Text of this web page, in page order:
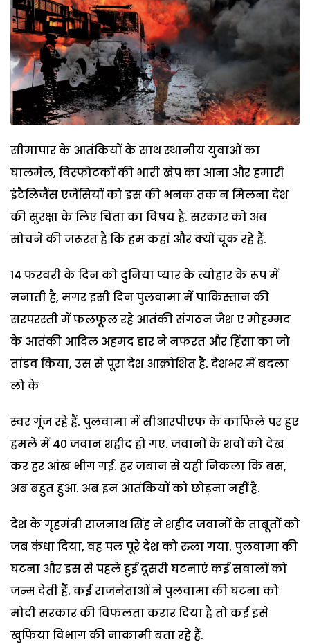
सीमापार के आतंकियों के साथ स्थानीय युवाओं का
घालमेल, विस्फोटकों की भारी खेप का आना और हमारी
इंटैलिजैंस एजेंसियों को इस की भनक तक न मिलना देश
की सुरक्षा के लिए चिंता का विषय है. सरकार को अब
सोचने की जरूरत है कि हम कहां और क्यों चूक रहे हैं.
14 फरवरी के दिन को दुनिया प्यार के त्योहार के रूप में
मनाती है, मगर इसी दिन पुलवामा में पाकिस्तान की
सरपरस्ती में फलफूल रहे आतंकी संगठन जैश ए मोहम्मद
के आतंकी आदिल अहमद डार ने नफरत और हिंसा का जो
तांडव किया, उस से पूरा देश आक्रोशित है. देशभर में बदला
लो के
स्वर गूंज रहे हैं. पुलवामा में सीआरपीएफ के काफिले पर हुए
हमले में 40 जवान शहीद हो गए. जवानों के शवों को देख
कर हर आंख भीग गई. हर जबान से यही निकला कि बस,
अब बहुत हुआ. अब इन आतंकियों को छोड़ना नहीं है.
देश के गृहमंत्री राजनाथ सिंह ने शहीद जवानों के ताबूतों को
जब कंधा दिया, वह पल पूरे देश को रुला गया. पुलवामा की
घटना और इस से पहले हुई दूसरी घटनाएं कई सवालों को
जन्म देती हैं. कई राजनेताओं ने पुलवामा की घटना को
मोदी सरकार की विफलता करार दिया है तो कई इसे
खुफिया विभाग की नाकामी बता रहे हैं.